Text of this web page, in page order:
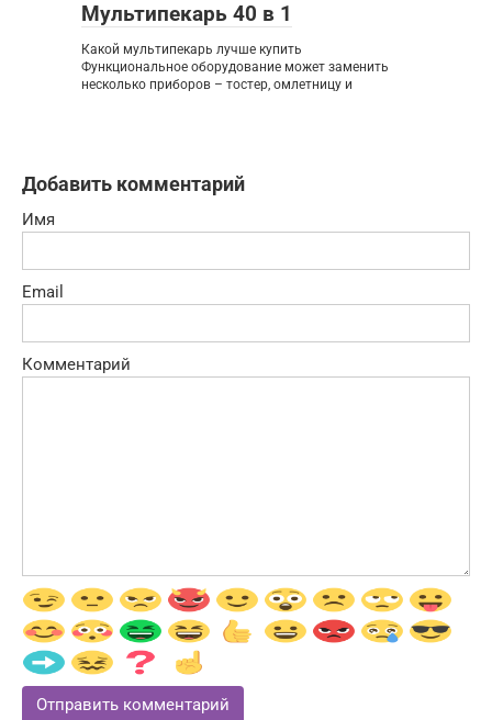
Мультипекарь 40 в 1
Какой мультипекарь лучше купить
Функциональное оборудование может заменить
несколько приборов – тостер, омлетницу и
Добавить комментарий
Имя
Email
Комментарий